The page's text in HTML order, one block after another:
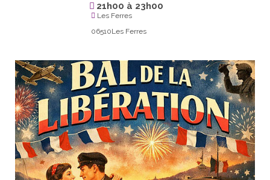
21h00 à 23h00
Les Ferres
06510Les Ferres